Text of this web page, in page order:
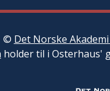
© Det Norske
holder til i Osterhaus'